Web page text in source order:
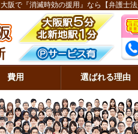
大阪で『消滅時効の援用』なら【弁護士法
費用 選ばれる理由